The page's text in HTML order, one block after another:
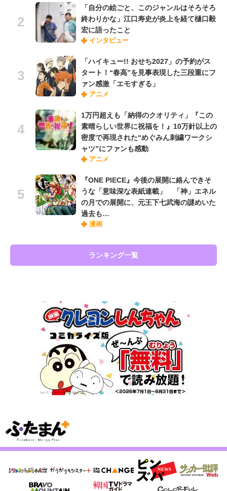
「自分の絵ごと、このジャンルはそろそろ
終わりかな」江口寿史が炎上を経て樋口毅
宏に語ったこと
インタビュー
「ハイキュー!! おせち2027」の予約がス
タート！“春高”を見事表現した三段重にフ
ァン感激「エモすぎる」
アニメ
1万円超えも「納得のクオリティ」『この
素晴らしい世界に祝福を！』10万針以上の
密度で再現された“めぐみん刺繍ワークシ
ャツ”にファンも感動
アニメ
『ONE PIECE』今後の展開に絡んできそ
うな「意味深な表紙連載」 「神」エネル
の月での展開に、元王下七武海の謎めいた
過去も…
漫画
ランキング一覧